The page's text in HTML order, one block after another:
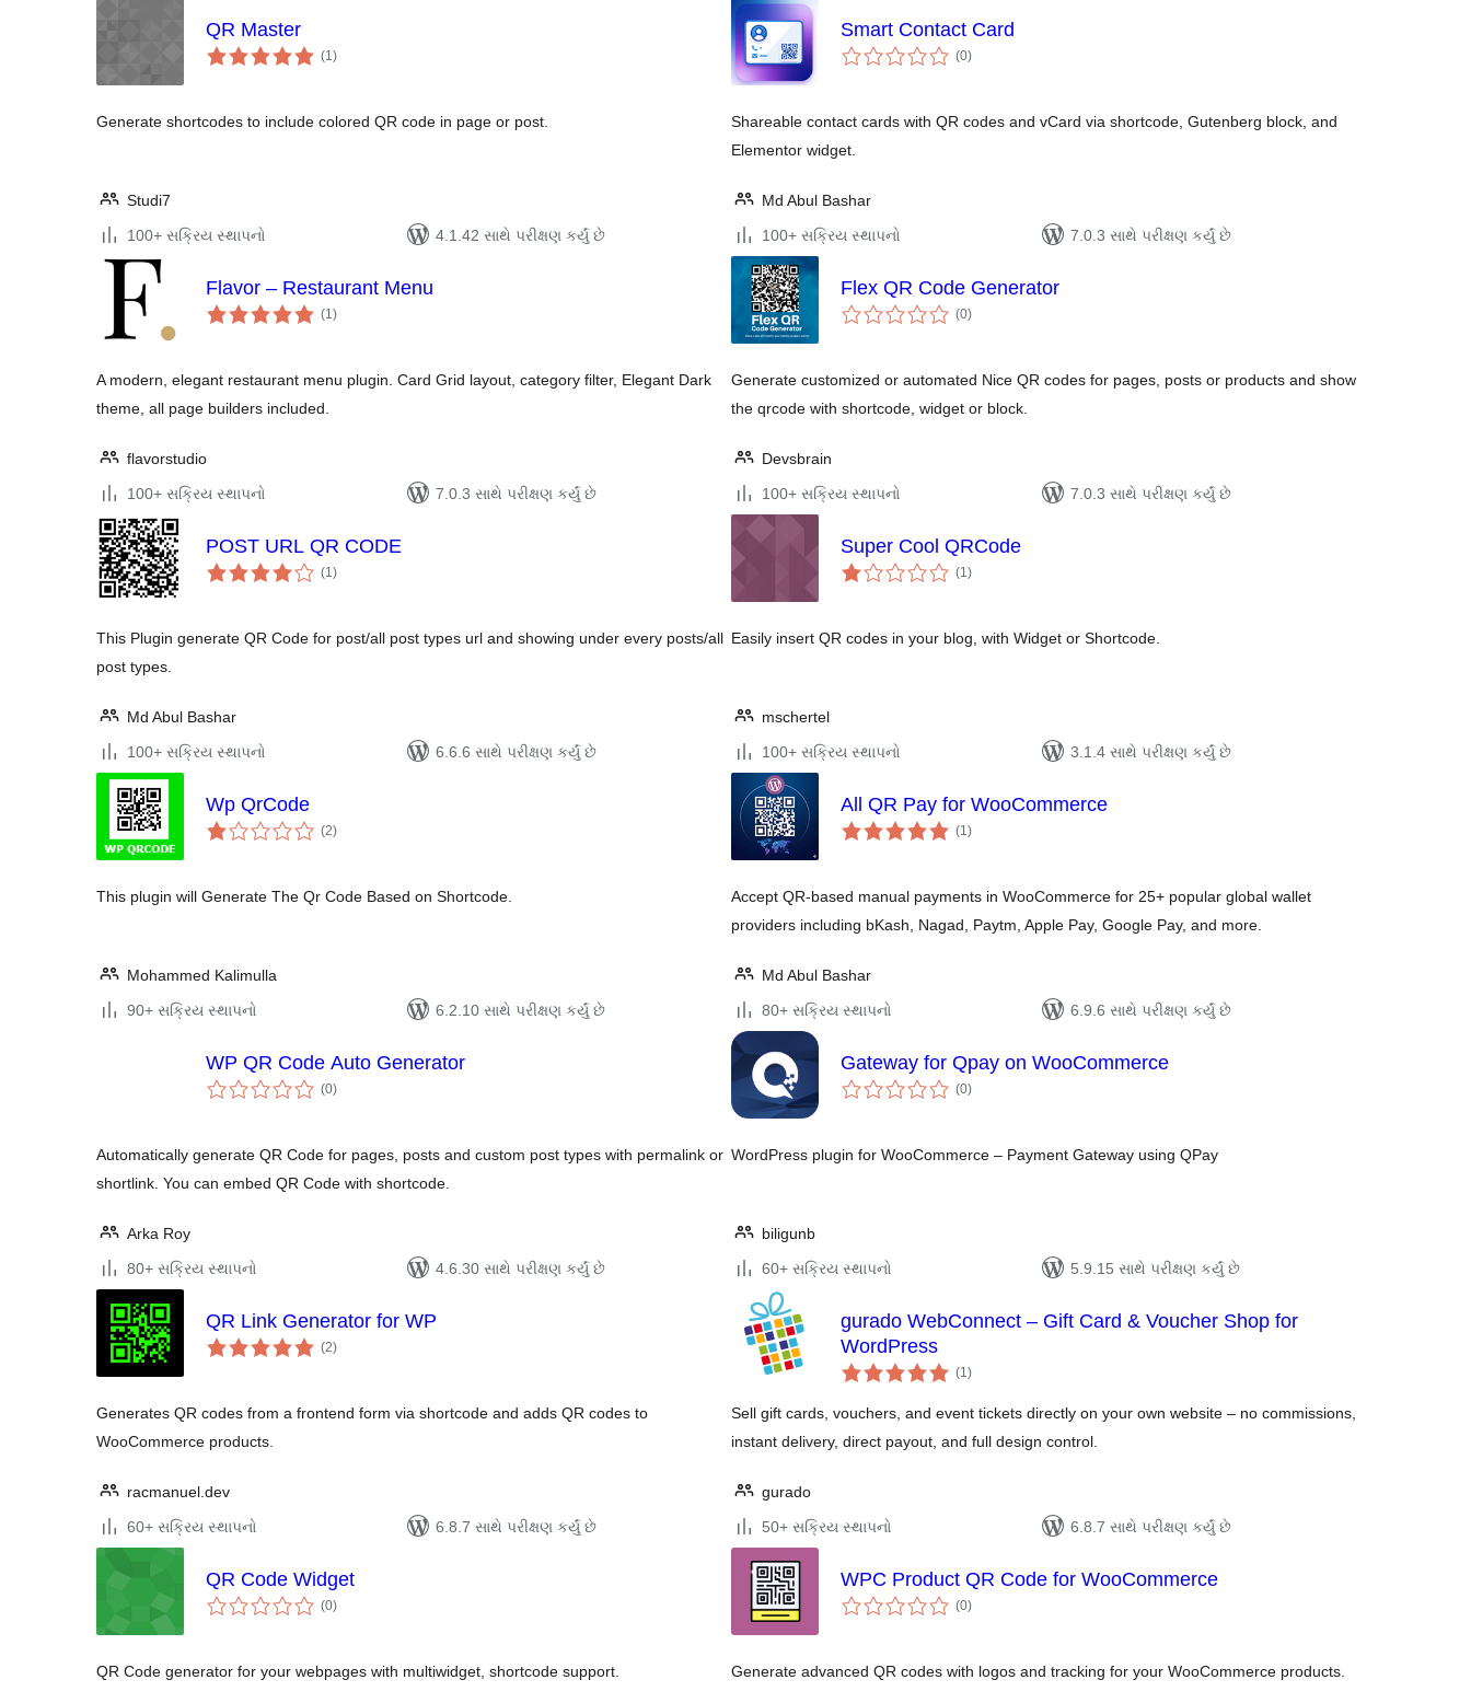
QR Master
(1કુલ
રેટિંગ્સ
)
Generate shortcodes to include colored QR code in page or post.
Studi7
100+ સક્રિય સ્થાપનો
4.1.42 સાથે પરીક્ષણ કર્યું છે
Smart Contact Card
(0કુલ
રેટિંગ્સ
)
Shareable contact cards with QR codes and vCard via shortcode, Gutenberg block, and
Elementor widget.
Md Abul Bashar
100+ સક્રિય સ્થાપનો
7.0.3 સાથે પરીક્ષણ કર્યું છે
Flavor – Restaurant Menu
(1કુલ
રેટિંગ્સ
)
A modern, elegant restaurant menu plugin. Card Grid layout, category filter, Elegant Dark
theme, all page builders included.
flavorstudio
100+ સક્રિય સ્થાપનો
7.0.3 સાથે પરીક્ષણ કર્યું છે
Flex QR Code Generator
(0કુલ
રેટિંગ્સ
)
Generate customized or automated Nice QR codes for pages, posts or products and show
the qrcode with shortcode, widget or block.
Devsbrain
100+ સક્રિય સ્થાપનો
7.0.3 સાથે પરીક્ષણ કર્યું છે
POST URL QR CODE
(1કુલ
રેટિંગ્સ
)
This Plugin generate QR Code for post/all post types url and showing under every posts/all
post types.
Md Abul Bashar
100+ સક્રિય સ્થાપનો
6.6.6 સાથે પરીક્ષણ કર્યું છે
Super Cool QRCode
(1કુલ
રેટિંગ્સ
)
Easily insert QR codes in your blog, with Widget or Shortcode.
mschertel
100+ સક્રિય સ્થાપનો
3.1.4 સાથે પરીક્ષણ કર્યું છે
Wp QrCode
(2કુલ
રેટિંગ્સ
)
This plugin will Generate The Qr Code Based on Shortcode.
Mohammed Kalimulla
90+ સક્રિય સ્થાપનો
6.2.10 સાથે પરીક્ષણ કર્યું છે
All QR Pay for WooCommerce
(1કુલ
રેટિંગ્સ
)
Accept QR-based manual payments in WooCommerce for 25+ popular global wallet
providers including bKash, Nagad, Paytm, Apple Pay, Google Pay, and more.
Md Abul Bashar
80+ સક્રિય સ્થાપનો
6.9.6 સાથે પરીક્ષણ કર્યું છે
WP QR Code Auto Generator
(0કુલ
રેટિંગ્સ
)
Automatically generate QR Code for pages, posts and custom post types with permalink or
shortlink. You can embed QR Code with shortcode.
Arka Roy
80+ સક્રિય સ્થાપનો
4.6.30 સાથે પરીક્ષણ કર્યું છે
Gateway for Qpay on WooCommerce
(0કુલ
રેટિંગ્સ
)
WordPress plugin for WooCommerce – Payment Gateway using QPay
biligunb
60+ સક્રિય સ્થાપનો
5.9.15 સાથે પરીક્ષણ કર્યું છે
QR Link Generator for WP
(2કુલ
રેટિંગ્સ
)
Generates QR codes from a frontend form via shortcode and adds QR codes to
WooCommerce products.
racmanuel.dev
60+ સક્રિય સ્થાપનો
6.8.7 સાથે પરીક્ષણ કર્યું છે
gurado WebConnect – Gift Card & Voucher Shop for
WordPress
(1કુલ
રેટિંગ્સ
)
Sell gift cards, vouchers, and event tickets directly on your own website – no commissions,
instant delivery, direct payout, and full design control.
gurado
50+ સક્રિય સ્થાપનો
6.8.7 સાથે પરીક્ષણ કર્યું છે
QR Code Widget
(0કુલ
રેટિંગ્સ
)
QR Code generator for your webpages with multiwidget, shortcode support.
WPC Product QR Code for WooCommerce
(0કુલ
રેટિંગ્સ
)
Generate advanced QR codes with logos and tracking for your WooCommerce products.